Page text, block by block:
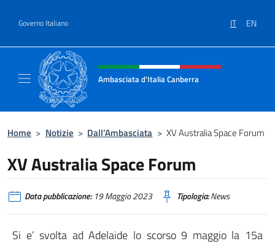
Governo Italiano IT EN
Intestazione sito, social e menù
Ambasciata d'Italia Canberra
Home > Notizie > Dall’Ambasciata > XV Australia Space Forum
XV Australia Space Forum
Data pubblicazione:19 Maggio 2023 Tipologia:News
Si e’ svolta ad Adelaide lo scorso 9 maggio la 15a